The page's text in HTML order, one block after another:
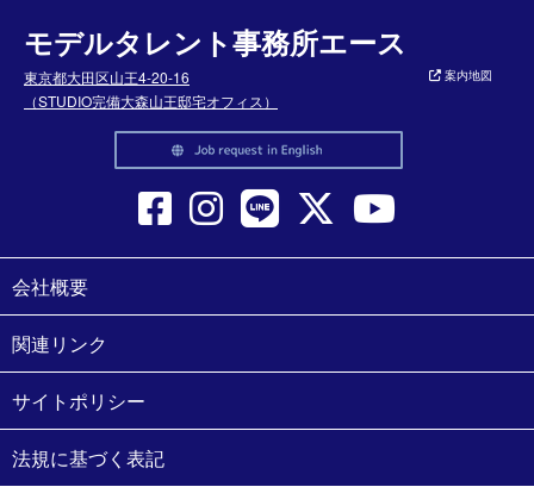
モデルタレント事務所エース
東京都大田区山王4-20-16
（STUDIO完備大森山王邸宅オフィス）
案内地図
会社概要
関連リンク
サイトポリシー
法規に基づく表記